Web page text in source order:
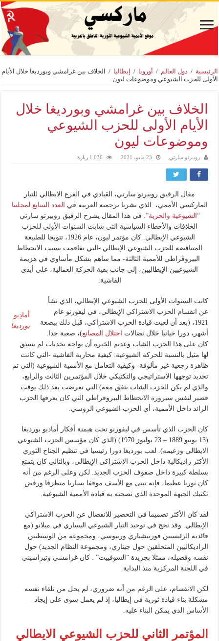
الرئيسية / دول العالم / أوروبا / إيطاليا /
الخلاف بين غرامشي وبورديغا خلال الأيام
الأولى للحزب الشيوعي وموضوعات ليون
الخلاف بين غرامشي وبورديغا خلال
الأيام الأولى للحزب الشيوعي
وموضوعات ليون
روبيرتو سارتي 23 مايو، 2021 1,036 زيارة
مقال الرفيق روبيرتو سارتي، القيادي في الفرع الايطالي للتيار
الماركسي الأممي، الذي نشرنا ترجمته العربية في
العدد السابع لمجلتنا
“الشيوعية والحرية” . في هذا المقال يشرح الرفيق روبيرتو سارتي
الخلافات والأخطاء السياسية التي شابت السنوات الأولى للحزب
الشيوعي الإيطالي. كان مؤتمر ليون، عام 1926، تتويجا للطبيعة
المتناقضة للحزب الشيوعي الإيطالي -التي تفاقمت بسبب الانحطاط
البيروقراطي للأممية الثالثة- مما ساهم بشكل مأساوي في هزيمة
الشيوعيين الإيطاليين، إلى جانب بقية الحركة العمالية، على أيدي
الفاشية.
أمادِيو
بورديغا
كانت السنوات الأولى للحزب الشيوعي الإيطالي، الذي نشأ
عن انقسام الحزب الاشتراكي الإيطالي، في ليفورنو عام
1921، (بعد أن لعبت قيادة الحزب الاشتراكي، قبل ذلك ببضعة
أشهر، دورا خيانيا خلال نضالات
احتلال المصانع)، صعبة جدا.
كان على هذا الحزب الشاب وعديم الخبرة أن يواجه تحديات لم يسبق
لها مثيل بالنسبة للحركة الشيوعية: كيفية محاربة الفاشية -التي كانت
ظاهرة رجعية غير مألوفة- وكيفية التعامل مع الأممية الشيوعية (التي تم
تحديد توجهها الاستراتيجي والتكتيكي خلال المؤتمرين الثالث والرابع،
والذي لم يكن الحزب الشاب يتفق معه) التي تعرضت بعد ذلك بوقت
قصير لنفس سيرورة الانحطاط البيروقراطي التي كان يعرفها الحزب
الرائد داخل الأممية، أي الحزب الشيوعي الروسي.
كان الحزب الذي تأسس في ليفورنو تحت هيمنة أفكار أماديو بورديغا
(13 يونيو 1889 – 23 يوليوز 1970) (الذي كان مؤسس الحزب الشيوعي
الايطالي وزعيمه). لعب بورديغا دورا رئيسيا في تنظيم الجناح الثوري
الأكثر راديكالية داخل الحزب الاشتراكي الإيطالي، وبالتالي كان يتمتع
بسلطة كبيرة داخل صفوف الحزب الجديد. لكن وعلى الرغم من أنه
كان ثوريا عظيما، فإنه تبنى مع الأسف موقفا يساريا متطرفا ورفض
تكتيك الجبهة الموحدة الذي نصحته به قيادة الأممية الشيوعية.
لقد كان الأكثر تصميما في التحضير للانفصال عن الحزب الاشتراكي
الإيطالي. وقد نجح في توحيد التيار الشيوعي اليساري في ميلانو (مع
قائديه الرئيسيين فورتيشياري وريبوسي، ومجموعة من الوسطيين
الراديكاليين المتحلقين حول جيناري، ومجموعة النظام الجديد) حول
نفسه وفصيله، ممثلا بجريدة ”السوفييت” . كان غرامشي وتيراسيني
في اللجنة المركزية منذ البداية.
لكن الانقسام، على الرغم من أنه ضروري، لم يحل من تلقاء نفسه
مشكلة بناء قيادة ثورية في إيطاليا، إذ لم يعمل سوى على إيجاد
الأساس الذي يمكن البناء عليه.
المؤتمر الثاني للحزب الشيوعي الايطالي